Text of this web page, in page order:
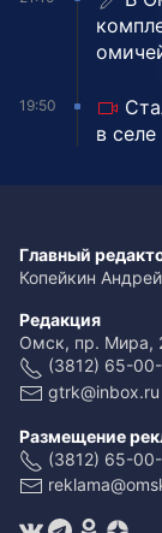
19:50
в
Главный
Копейкин
Редакция
Омск, пр. Мира,
(3812) 65-
gtrk@inbox.ru
Размещение
(3812) 65-